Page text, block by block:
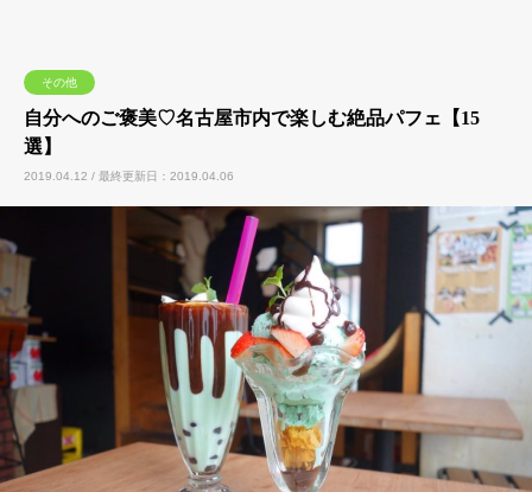
その他
自分へのご褒美♡名古屋市内で楽しむ絶品パフェ【15
選】
2019.04.12 / 最終更新日：2019.04.06